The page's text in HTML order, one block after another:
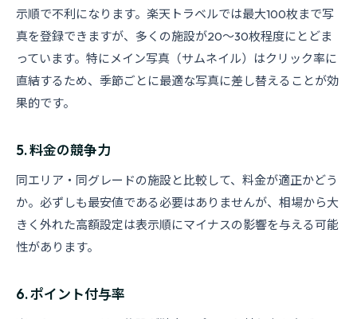
示順で不利になります。楽天トラベルでは最大100枚まで写
真を登録できますが、多くの施設が20〜30枚程度にとどま
っています。特にメイン写真（サムネイル）はクリック率に
直結するため、季節ごとに最適な写真に差し替えることが効
果的です。
5. 料金の競争力
同エリア・同グレードの施設と比較して、料金が適正かどう
か。必ずしも最安値である必要はありませんが、相場から大
きく外れた高額設定は表示順にマイナスの影響を与える可能
性があります。
6. ポイント付与率